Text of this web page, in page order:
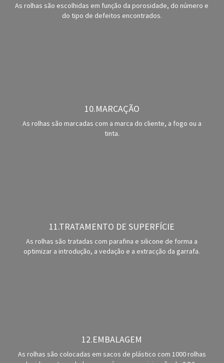
As rolhas são escolhidas em função da porosidade, do número e
do tipo de defeitos encontrados.
10.MARCAÇÃO
As rolhas são marcadas com a marca do cliente, a fogo ou a
tinta.
11.TRATAMENTO DE SUPERFÍCIE
As rolhas são tratadas com parafina e silicone de forma a
optimizar a introdução, a vedação e a extracção da garrafa.
12.EMBALAGEM
As rolhas são colocadas em sacos de plástico com 1000 rolhas